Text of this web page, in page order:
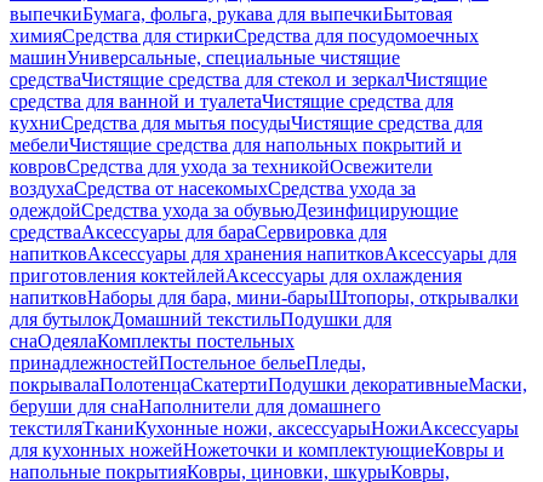
выпечкиБумага, фольга, рукава для выпечкиБытовая
химияСредства для стиркиСредства для посудомоечных
машинУниверсальные, специальные чистящие
средстваЧистящие средства для стекол и зеркалЧистящие
средства для ванной и туалетаЧистящие средства для
кухниСредства для мытья посудыЧистящие средства для
мебелиЧистящие средства для напольных покрытий и
ковровСредства для ухода за техникойОсвежители
воздухаСредства от насекомыхСредства ухода за
одеждойСредства ухода за обувьюДезинфицирующие
средстваАксессуары для бараСервировка для
напитковАксессуары для хранения напитковАксессуары для
приготовления коктейлейАксессуары для охлаждения
напитковНаборы для бара, мини-барыШтопоры, открывалки
для бутылокДомашний текстильПодушки для
снаОдеялаКомплекты постельных
принадлежностейПостельное бельеПледы,
покрывалаПолотенцаСкатертиПодушки декоративныеМаски,
беруши для снаНаполнители для домашнего
текстиляТканиКухонные ножи, аксессуарыНожиАксессуары
для кухонных ножейНожеточки и комплектующиеКовры и
напольные покрытияКовры, циновки, шкурыКовры,